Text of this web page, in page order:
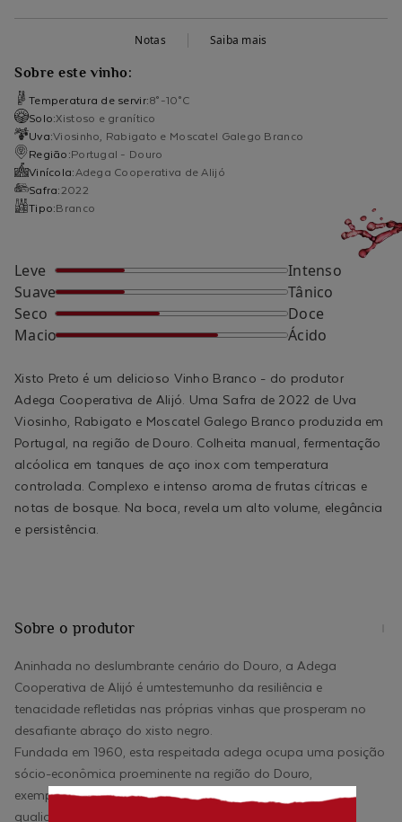
Notas Saiba mais
Sobre este vinho:
Temperatura de servir:8°-10°C
Solo:Xistoso e granítico
Uva:Viosinho, Rabigato e Moscatel Galego Branco
Região:Portugal - Douro
Vinícola:Adega Cooperativa de Alijó
Safra:2022
Tipo:Branco
Leve
Intenso
Suave
Tânico
Seco
Doce
Macio
Ácido
Xisto Preto é um delicioso Vinho Branco - do produtor
Adega Cooperativa de Alijó. Uma Safra de 2022 de Uva
Viosinho, Rabigato e Moscatel Galego Branco produzida em
Portugal, na região de Douro. Colheita manual, fermentação
alcóolica em tanques de aço inox com temperatura
controlada. Complexo e intenso aroma de frutas cítricas e
notas de bosque. Na boca, revela um alto volume, elegância
e persistência.
Sobre o produtor
Aninhada no deslumbrante cenário do Douro, a Adega
Cooperativa de Alijó é umtestemunho da resiliência e
tenacidade refletidas nas próprias vinhas que prosperam no
desafiante abraço do xisto negro.
Fundada em 1960, esta respeitada adega ocupa uma posição
sócio-econômica proeminente na região do Douro,
exemplificando um compromisso em produzir vinhos de
qualidade superior e caráter distinto.